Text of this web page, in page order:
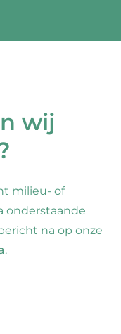
wij
milieu- of
onderstaande
na op onze
.